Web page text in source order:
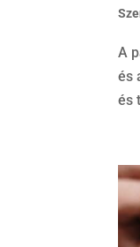
A
és
és